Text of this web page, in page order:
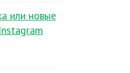
или новые